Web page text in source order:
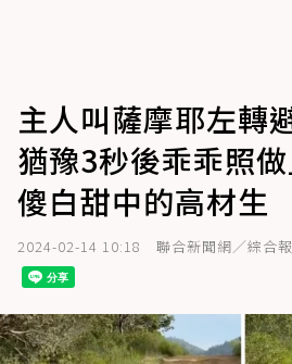
主人叫薩摩耶左轉
猶豫3秒後乖乖照做
傻白甜中的高材生
2024-02-14 10:18 聯合新聞網／綜合